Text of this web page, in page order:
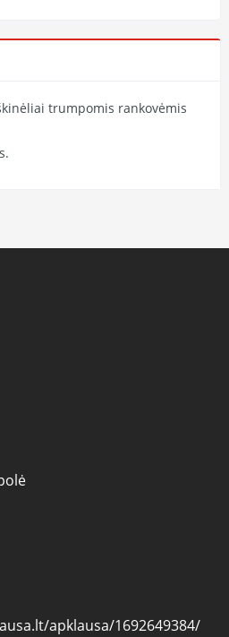
trumpomis rankovėmis
apklausa/1692649384/